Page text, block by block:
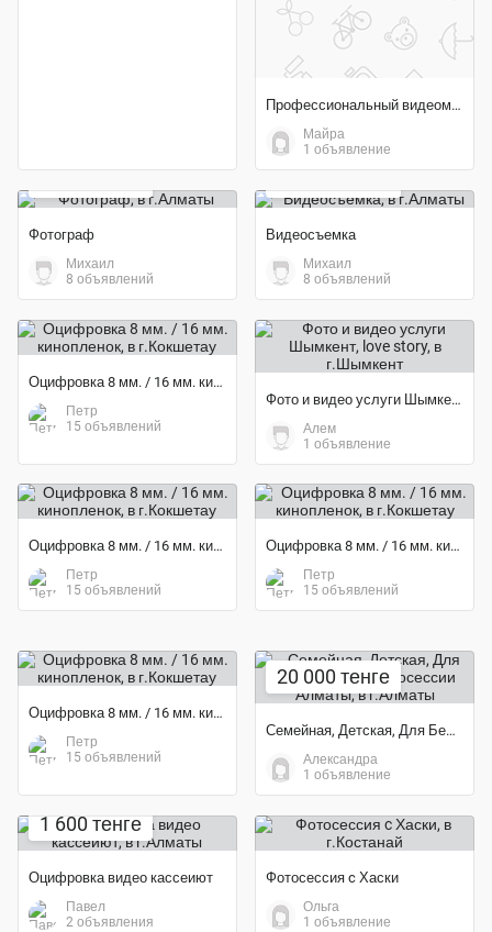
Профессиональный видеомонтаж в Adobe Premiere Pro (Недорого)
Майра
1 объявление
Фотограф
Михаил
8 объявлений
Видеосъемка
Михаил
8 объявлений
Оцифровка 8 мм. / 16 мм. кинопленок
Петр
15 объявлений
Фото и видео услуги Шымкент, love story
Алем
1 объявление
Оцифровка 8 мм. / 16 мм. кинопленок
Петр
15 объявлений
Оцифровка 8 мм. / 16 мм. кинопленок
Петр
15 объявлений
Оцифровка 8 мм. / 16 мм. кинопленок
Петр
15 объявлений
20 000 тенге
Семейная, Детская, Для Беременных Фотосессии Алматы
Александра
1 объявление
1 600 тенге
Оцифровка видео кассеиют
Павел
2 объявления
Фотосессия c Хаски
Ольга
1 объявление